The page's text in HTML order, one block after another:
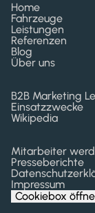
Home
Fahrzeuge
Leistungen
Referenzen
Blog
Über uns
B2B Marketing
Einsatzzwecke
Wikipedia
Mitarbeiter
Presseberichte
Impressum
Cookiebox